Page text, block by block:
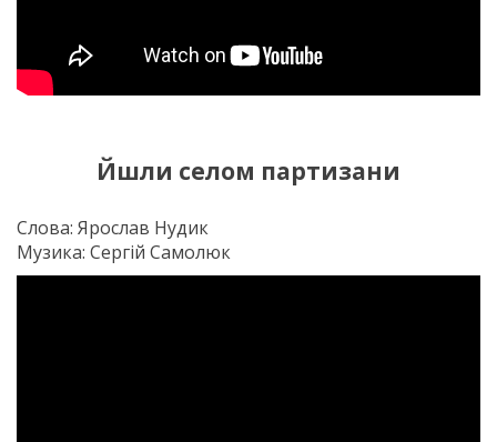
Йшли селом партизани
Слова: Ярослав Нудик
Музика: Сергій Самолюк